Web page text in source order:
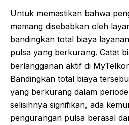
Untuk memastikan bahwa
memang disebabkan oleh
bandingkan total biaya
pulsa yang berkurang. Catat
berlangganan aktif di
Bandingkan total biaya
yang berkurang dalam
selisihnya signifikan, ada
pengurangan pulsa berasal